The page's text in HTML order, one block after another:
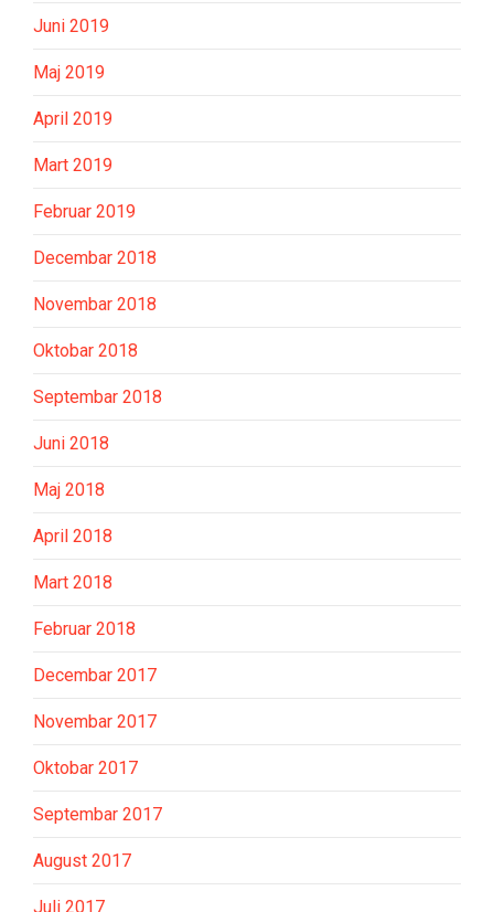
Juni 2019
Maj 2019
April 2019
Mart 2019
Februar 2019
Decembar 2018
Novembar 2018
Oktobar 2018
Septembar 2018
Juni 2018
Maj 2018
April 2018
Mart 2018
Februar 2018
Decembar 2017
Novembar 2017
Oktobar 2017
Septembar 2017
August 2017
Juli 2017